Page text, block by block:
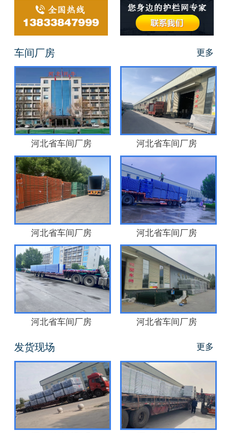
车间厂房 更多
河北省车间厂房 河北省车间厂房
河北省车间厂房 河北省车间厂房
河北省车间厂房 河北省车间厂房
发货现场 更多